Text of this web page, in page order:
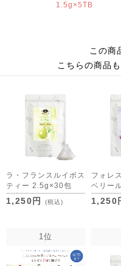
1.5g×5TB
この商
こちらの商品
ラ・フランスルイボス
ティー 2.5g×30包
[M便 1/3]
1,250円 (税込)
フォレ
ベリー
[M便 1/
1,250
1位